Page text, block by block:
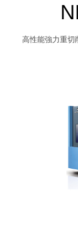
高性能強力重切